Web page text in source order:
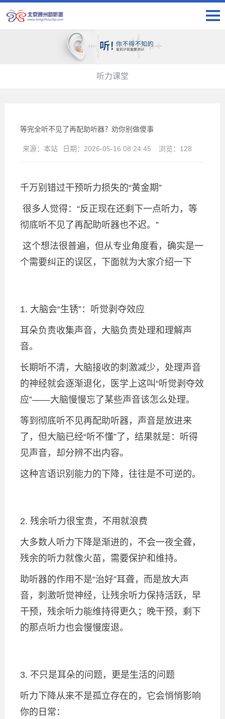
听力课堂
等完全听不见了再配助听器？劝你别做傻事
来源： 本站 日期： 2026-05-16 08:24:45 浏览： 128
千万别错过干预听力损失的“黄金期”
很多人觉得：“反正现在还剩下一点听力，等
彻底听不见了再配助听器也不迟。”
这个想法很普遍，但从专业角度看，确实是一
个需要纠正的误区，下面就为大家介绍一下
1. 大脑会“生锈”：听觉剥夺效应
耳朵负责收集声音，大脑负责处理和理解声
音。
长期听不清，大脑接收的刺激减少，处理声音
的神经就会逐渐退化，医学上这叫“听觉剥夺效
应”——大脑慢慢忘了某些声音该怎么处理。
等到彻底听不见再配助听器，声音是放进来
了，但大脑已经“听不懂”了，结果就是：听得
见声音，却分辨不出内容。
这种言语识别能力的下降，往往是不可逆的。
2. 残余听力很宝贵，不用就浪费
大多数人听力下降是渐进的，不会一夜全聋，
残余的听力就像火苗，需要保护和维持。
助听器的作用不是“治好”耳聋，而是放大声
音，刺激听觉神经，让残余听力保持活跃，早
干预，残余听力能维持得更久；晚干预，剩下
的那点听力也会慢慢废退。
3. 不只是耳朵的问题，更是生活的问题
听力下降从来不是孤立存在的，它会悄悄影响
你的日常：